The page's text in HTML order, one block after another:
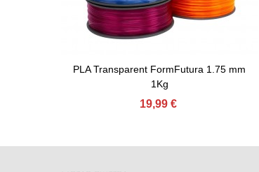
Afegir Al Carret
PLA Transparent FormFutura 1.75 mm
1Kg
19,99 €